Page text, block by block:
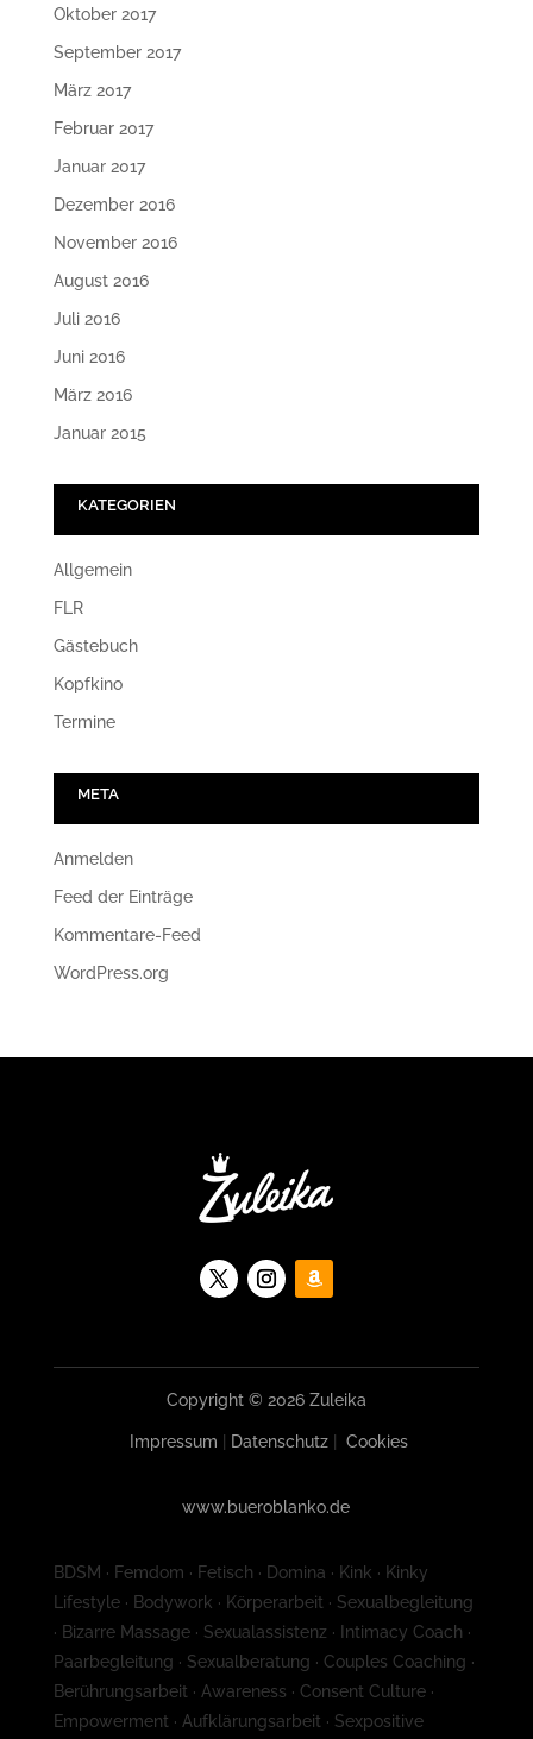
Oktober 2017
September 2017
März 2017
Februar 2017
Januar 2017
Dezember 2016
November 2016
August 2016
Juli 2016
Juni 2016
März 2016
Januar 2015
KATEGORIEN
Allgemein
FLR
Gästebuch
Kopfkino
Termine
META
Anmelden
Feed der Einträge
Kommentare-Feed
WordPress.org
Copyright © 2026 Zuleika
Impressum Datenschutz| Cookies
www.bueroblanko.de
BDSM · Femdom · Fetisch · Domina · Kink · Kinky
Lifestyle · Bodywork · Körperarbeit · Sexualbegleitung
· Bizarre Massage · Sexualassistenz · Intimacy Coach ·
Paarbegleitung · Sexualberatung · Couples Coaching ·
Berührungsarbeit · Awareness · Consent Culture ·
Empowerment · Aufklärungsarbeit · Sexpositive